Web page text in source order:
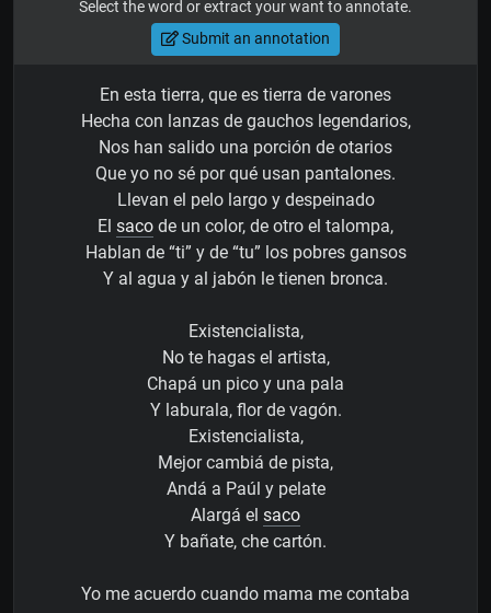
Select the word or extract your want to annotate.
Submit an annotation
En esta tierra, que es tierra de varones
Hecha con lanzas de gauchos legendarios,
Nos han salido una porción de otarios
Que yo no sé por qué usan pantalones.
Llevan el pelo largo y despeinado
El saco de un color, de otro el talompa,
Hablan de “ti” y de “tu” los pobres gansos
Y al agua y al jabón le tienen bronca.
Existencialista,
No te hagas el artista,
Chapá un pico y una pala
Y laburala, flor de vagón.
Existencialista,
Mejor cambiá de pista,
Andá a Paúl y pelate
Alargá el saco
Y bañate, che cartón.
Yo me acuerdo cuando mama me contaba